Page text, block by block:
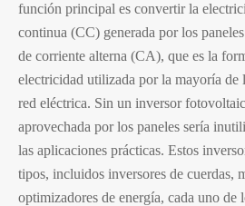
función principal es convertir la
continua (CC) generada por los
de corriente alterna (CA), que es la
electricidad utilizada por la mayoría de
red eléctrica. Sin un inversor
aprovechada por los paneles sería
las aplicaciones prácticas. Estos
tipos, incluidos inversores de cuerdas,
optimizadores de energía, cada uno de